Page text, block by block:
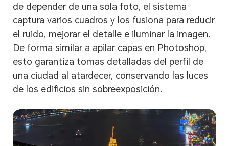
de depender de una sola foto, el sistema
captura varios cuadros y los fusiona para reducir
el ruido, mejorar el detalle e iluminar la imagen.
De forma similar a apilar capas en Photoshop,
esto garantiza tomas detalladas del perfil de
una ciudad al atardecer, conservando las luces
de los edificios sin sobreexposición.